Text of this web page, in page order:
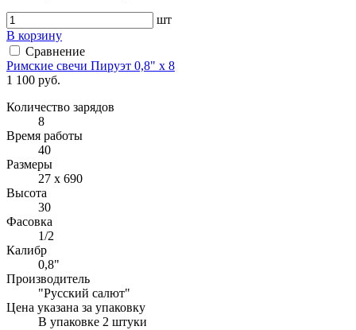
шт
В корзину
Сравнение
Римские свечи Пируэт 0,8" х 8
1 100 руб.
Количество зарядов
8
Время работы
40
Размеры
27 x 690
Высота
30
Фасовка
1/2
Калибр
0,8"
Производитель
"Русский салют"
Цена указана за упаковку
В упаковке 2 штуки